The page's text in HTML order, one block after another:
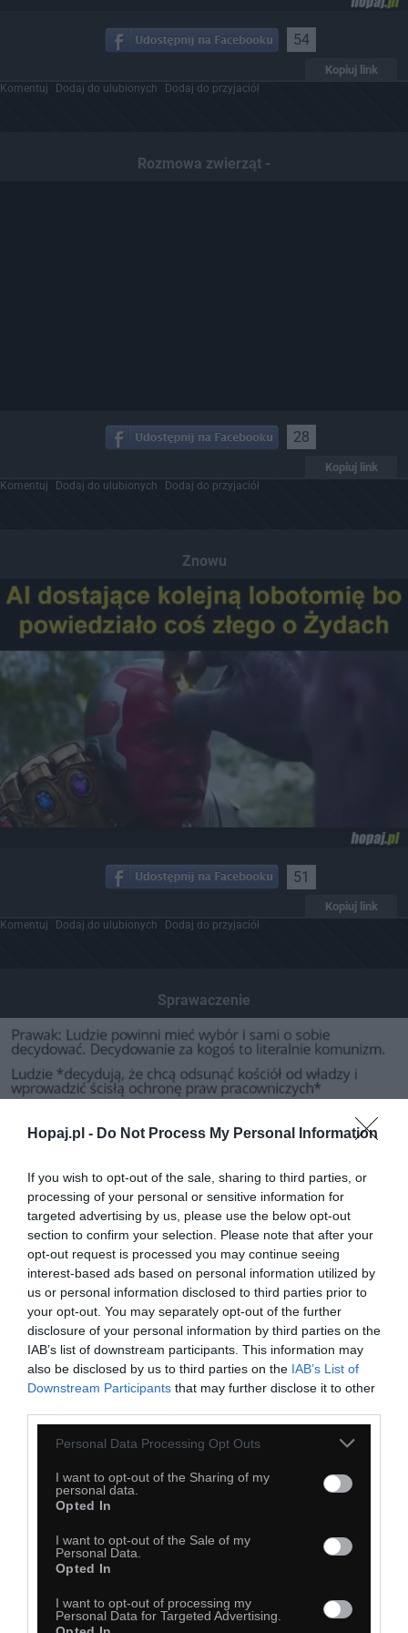
Hopaj.pl - Do Not Process My Personal Information
If you wish to opt-out of the sale, sharing to third parties, or
processing of your personal or sensitive information for
targeted advertising by us, please use the below opt-out
section to confirm your selection. Please note that after your
opt-out request is processed you may continue seeing
interest-based ads based on personal information utilized by
us or personal information disclosed to third parties prior to
your opt-out. You may separately opt-out of the further
disclosure of your personal information by third parties on the
IAB’s list of downstream participants. This information may
also be disclosed by us to third parties on the IAB’s List of
Downstream Participants that may further disclose it to other
Personal Data Processing Opt Outs
I want to opt-out of the Sharing of my
personal data.
Opted In
I want to opt-out of the Sale of my
Personal Data.
Opted In
I want to opt-out of processing my
Personal Data for Targeted Advertising.
54
Kopiuj link
Komentuj Dodaj do ulubionych Dodaj do przyjaciół
Rozmowa zwierząt -
28
Kopiuj link
Komentuj Dodaj do ulubionych Dodaj do przyjaciół
Znowu
51
Kopiuj link
Komentuj Dodaj do ulubionych Dodaj do przyjaciół
Sprawaczenie
56
Kopiuj link
Dodaj do ulubionych Dodaj do przyjaciół